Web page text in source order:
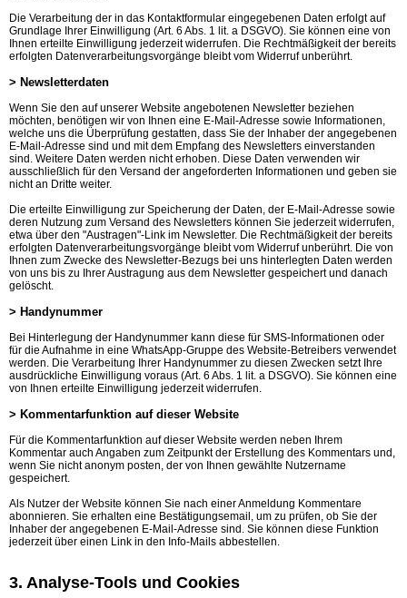
Die Verarbeitung der in das Kontaktformular eingegebenen Daten erfolgt auf
Grundlage Ihrer Einwilligung (Art. 6 Abs. 1 lit. a DSGVO). Sie können eine von
Ihnen erteilte Einwilligung jederzeit widerrufen. Die Rechtmäßigkeit der bereits
erfolgten Datenverarbeitungsvorgänge bleibt vom Widerruf unberührt.
> Newsletterdaten
Wenn Sie den auf unserer Website angebotenen Newsletter beziehen
möchten, benötigen wir von Ihnen eine E-Mail-Adresse sowie Informationen,
welche uns die Überprüfung gestatten, dass Sie der Inhaber der angegebenen
E-Mail-Adresse sind und mit dem Empfang des Newsletters einverstanden
sind. Weitere Daten werden nicht erhoben. Diese Daten verwenden wir
ausschließlich für den Versand der angeforderten Informationen und geben sie
nicht an Dritte weiter.
Die erteilte Einwilligung zur Speicherung der Daten, der E-Mail-Adresse sowie
deren Nutzung zum Versand des Newsletters können Sie jederzeit widerrufen,
etwa über den "Austragen"-Link im Newsletter. Die Rechtmäßigkeit der bereits
erfolgten Datenverarbeitungsvorgänge bleibt vom Widerruf unberührt. Die von
Ihnen zum Zwecke des Newsletter-Bezugs bei uns hinterlegten Daten werden
von uns bis zu Ihrer Austragung aus dem Newsletter gespeichert und danach
gelöscht.
> Handynummer
Bei Hinterlegung der Handynummer kann diese für SMS-Informationen oder
für die Aufnahme in eine WhatsApp-Gruppe des Website-Betreibers verwendet
werden. Die Verarbeitung Ihrer Handynummer zu diesen Zwecken setzt Ihre
ausdrückliche Einwilligung voraus (Art. 6 Abs. 1 lit. a DSGVO). Sie können eine
von Ihnen erteilte Einwilligung jederzeit widerrufen.
> Kommentarfunktion auf dieser Website
Für die Kommentarfunktion auf dieser Website werden neben Ihrem
Kommentar auch Angaben zum Zeitpunkt der Erstellung des Kommentars und,
wenn Sie nicht anonym posten, der von Ihnen gewählte Nutzername
gespeichert.
Als Nutzer der Website können Sie nach einer Anmeldung Kommentare
abonnieren. Sie erhalten eine Bestätigungsemail, um zu prüfen, ob Sie der
Inhaber der angegebenen E-Mail-Adresse sind. Sie können diese Funktion
jederzeit über einen Link in den Info-Mails abbestellen.
3. Analyse-Tools und Cookies